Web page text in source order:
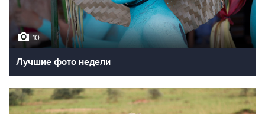
10
Лучшие фото недели